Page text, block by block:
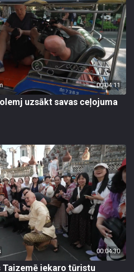
00:04:11
uzsākt savas ceļojuma
00:04:30
Taizemē iekaro tūristu